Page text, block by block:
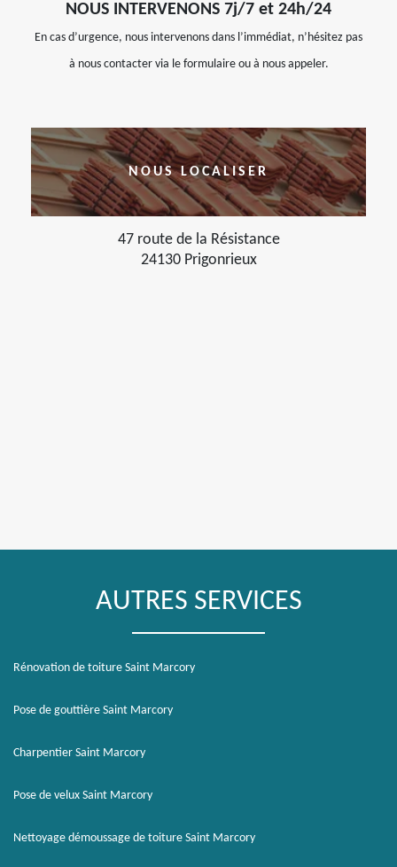
NOUS INTERVENONS 7j/7 et 24h/24
En cas d’urgence, nous intervenons dans l’immédiat, n’hésitez pas
à nous contacter via le formulaire ou à nous appeler.
NOUS LOCALISER
47 route de la Résistance
24130 Prigonrieux
AUTRES SERVICES
Rénovation de toiture Saint Marcory
Pose de gouttière Saint Marcory
Charpentier Saint Marcory
Pose de velux Saint Marcory
Nettoyage démoussage de toiture Saint Marcory